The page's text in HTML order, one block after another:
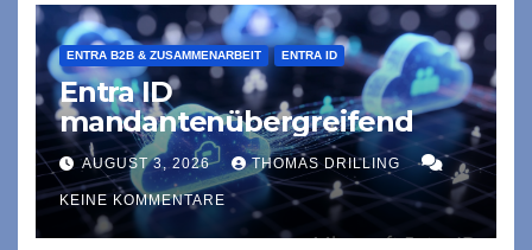
ENTRA B2B & ZUSAMMENARBEIT ENTRA ID
Entra ID
mandantenübergreifend
AUGUST 3, 2026 THOMAS DRILLING
KEINE KOMMENTARE